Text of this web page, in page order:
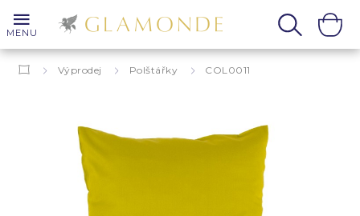
MENU
Výprodej Polštářky COL0011